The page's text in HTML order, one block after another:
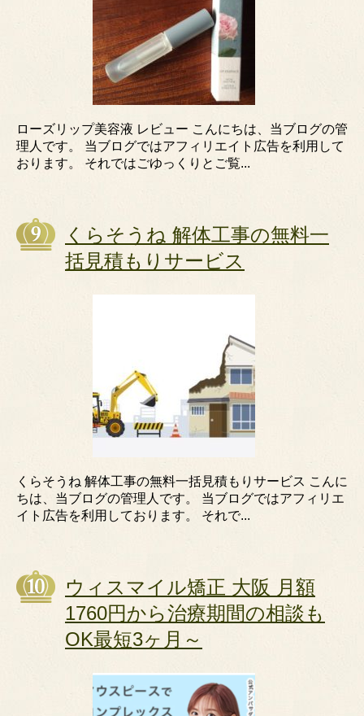
ローズリップ美容液 レビュー こんにちは、当ブログの管
理人です。 当ブログではアフィリエイト広告を利用して
おります。 それではごゆっくりとご覧...
くらそうね 解体工事の無料一
括見積もりサービス
くらそうね 解体工事の無料一括見積もりサービス こんに
ちは、当ブログの管理人です。 当ブログではアフィリエ
イト広告を利用しております。 それで...
ウィスマイル矯正 大阪 月額
1760円から治療期間の相談も
OK最短3ヶ月～